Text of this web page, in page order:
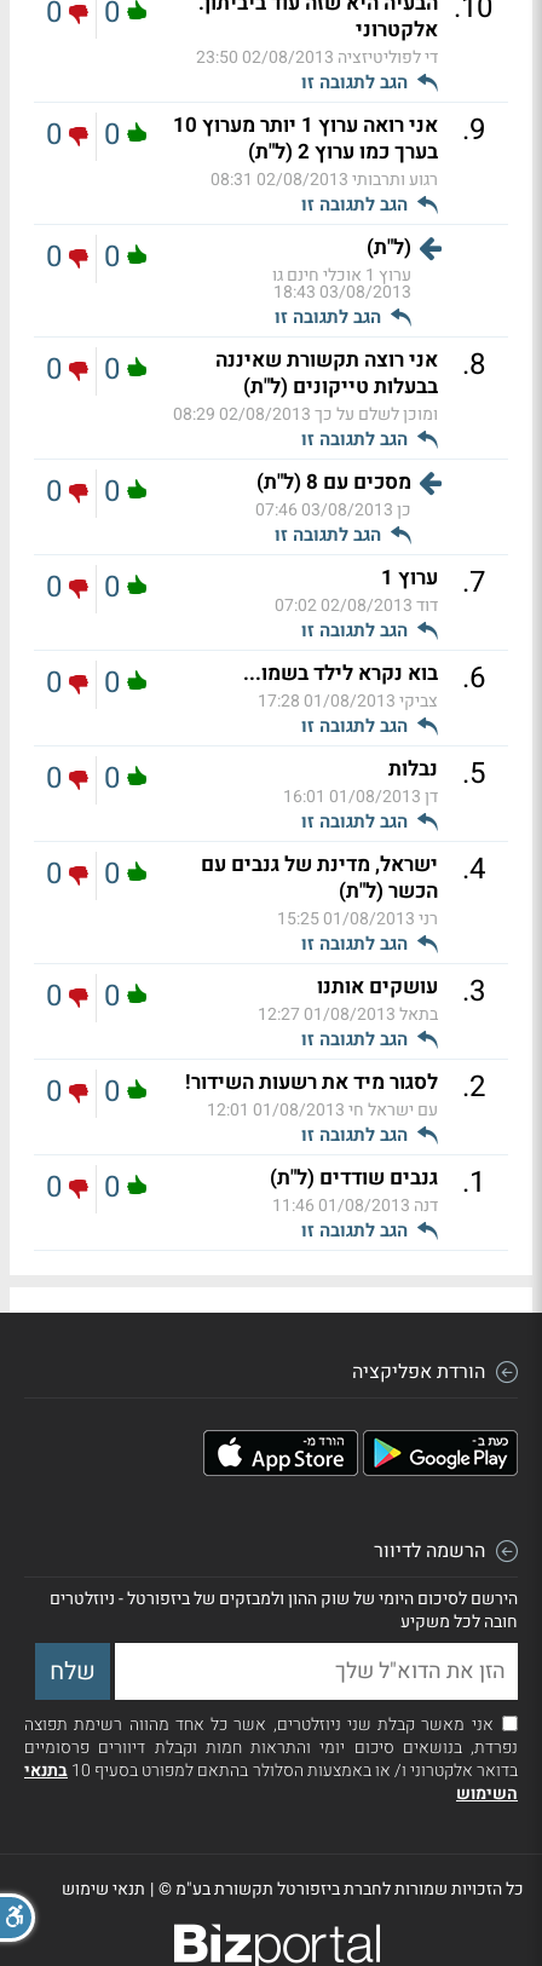
אלקטרוני
די לפוליטיזציה 02/08/2013 23:50
הגב לתגובה זו
0
0
9
.
אני רואה ערוץ 1 יותר מערוץ 10
בערך כמו ערוץ 2 (ל"ת)
רגוע ותרבותי02/08/2013 08:31
הגב לתגובה זו
0
0
(ל"ת)
ערוץ 1 אוכלי חינם גו
03/08/2013 18:43
הגב לתגובה זו
0
0
8
.
אני רוצה תקשורת שאיננה
בבעלות טייקונים (ל"ת)
ומוכן לשלם על כך02/08/2013 08:29
הגב לתגובה זו
0
0
מסכים עם 8 (ל"ת)
כן03/08/2013 07:46
הגב לתגובה זו
0
0
7
. ערוץ 1
דוד02/08/2013 07:02
הגב לתגובה זו
0
0
6
. בוא נקרא לילד בשמו...
צביקי01/08/2013 17:28
הגב לתגובה זו
0
0
5
. נבלות
דן01/08/2013 16:01
הגב לתגובה זו
0
0
4
.
ישראל, מדינת של גנבים עם
הכשר (ל"ת)
רני01/08/2013 15:25
הגב לתגובה זו
0
0
3
. עושקים אותנו
בתאל01/08/2013 12:27
הגב לתגובה זו
0
0
2
. לסגור מיד את רשעות השידור!
עם ישראל חי01/08/2013 12:01
הגב לתגובה זו
0
0
1
. גנבים שודדים (ל"ת)
דנה 01/08/2013 11:46
הגב לתגובה זו
0
0
הורדת אפליקציה
הרשמה לדיוור
הירשם לסיכום היומי של שוק ההון ולמבזקים של ביזפורטל - ניוזלטרים
חובה לכל משקיע
אני מאשר קבלת שני ניוזלטרים, אשר כל אחד מהווה רשימת תפוצה
נפרדת, בנושאים סיכום יומי והתראות חמות וקבלת דיוורים פרסומיים
בדואר אלקטרוני ו/ או באמצעות הסלולר בהתאם למפורט בסעיף 10
בתנאי
השימוש
כל הזכויות שמורות לחברת ביזפורטל תקשורת בע"מ ©| תנאי שימוש